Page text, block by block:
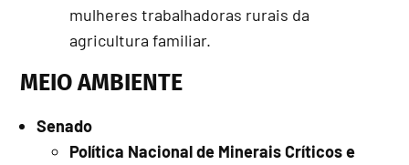
mulheres trabalhadoras rurais da
agricultura familiar.
MEIO AMBIENTE
Senado
Política Nacional de Minerais Críticos e